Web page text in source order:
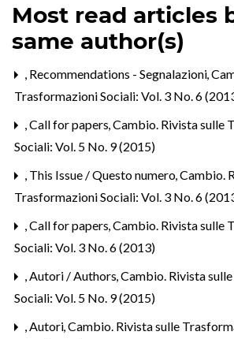
Most read articles
same author(s)
, Recommendations - Segnalazioni,
Trasformazioni Sociali: Vol. 3 No. 6
,Call for papers,Cambio. Rivista sulle
Sociali: Vol. 5 No. 9 (2015)
, This Issue / Questo numero,Cambio.
Trasformazioni Sociali: Vol. 3 No. 6
,Call for papers,Cambio. Rivista sulle
Sociali: Vol. 3 No. 6 (2013)
,Autori / Authors,Cambio. Rivista
Sociali: Vol. 5 No. 9 (2015)
,Autori,Cambio. Rivista sulle